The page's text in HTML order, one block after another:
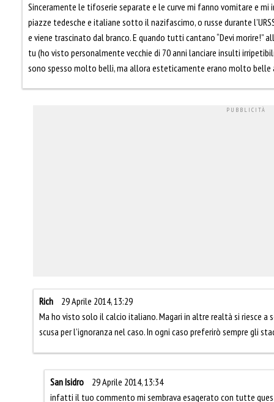
Sinceramente le tifoserie separate e le curve mi fanno vomitare e
piazze tedesche e italiane sotto il nazifascimo, o russe durante
e viene trascinato dal branco. E quando tutti cantano “Devi morire!”
tu (ho visto personalmente vecchie di 70 anni lanciare insulti
sono spesso molto belli, ma allora esteticamente erano molto belle
Rich
29 Aprile 2014, 13:29
Ma ho visto solo il calcio italiano. Magari in altre realtà si riesce a
scusa per l’ignoranza nel caso. In ogni caso preferirò sempre gli
San Isidro
29 Aprile 2014, 13:34
infatti il tuo commento mi sembrava esagerato con tutte